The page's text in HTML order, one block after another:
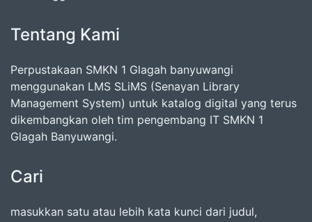
Tentang Kami
Perpustakaan SMKN 1 Glagah banyuwangi
menggunakan LMS SLiMS (Senayan Library
Management System) untuk katalog digital yang terus
dikembangkan oleh tim pengembang IT SMKN 1
Glagah Banyuwangi.
Cari
masukkan satu atau lebih kata kunci dari judul,